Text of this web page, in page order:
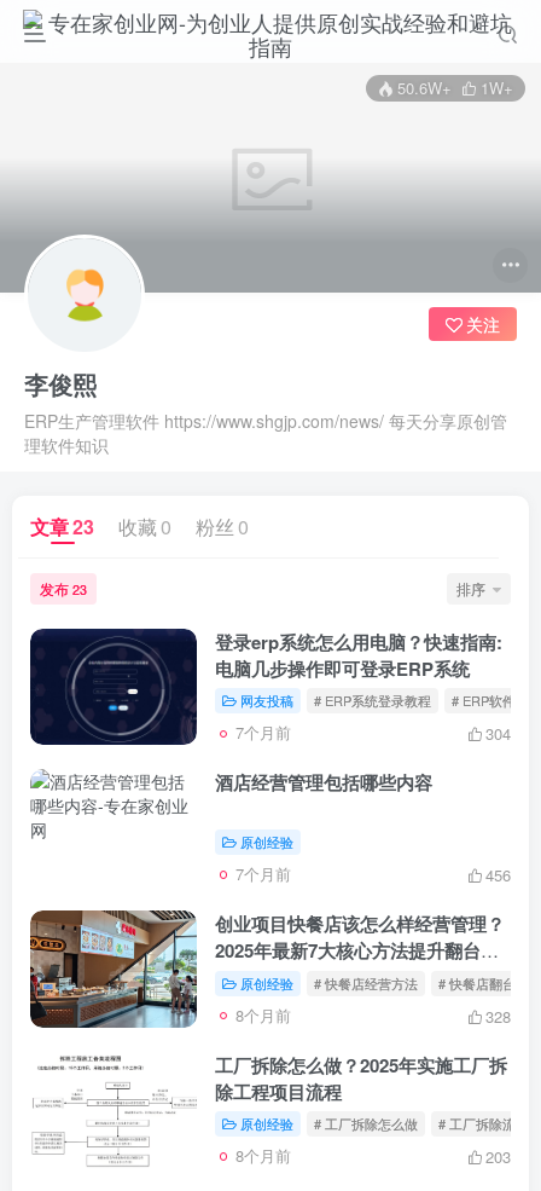
50.6W+ 1W+
李俊熙
ERP生产管理软件 https://www.shgjp.com/news/ 每天分享原创管
理软件知识
关注
文章23 收藏 0 粉丝 0
发布 23 排序
登录erp系统怎么用电脑？快速指南:
电脑几步操作即可登录ERP系统
网友投稿 # ERP系统登录教程 # ERP软件操
7个月前 304
酒店经营管理包括哪些内容
原创经验
7个月前 456
创业项目快餐店该怎么样经营管理？
2025年最新7大核心方法提升翻台率
和利润率全攻略
原创经验 # 快餐店经营方法 # 快餐店翻台率
8个月前 328
工厂拆除怎么做？2025年实施工厂拆
除工程项目流程
原创经验 # 工厂拆除怎么做 # 工厂拆除流程
8个月前 203